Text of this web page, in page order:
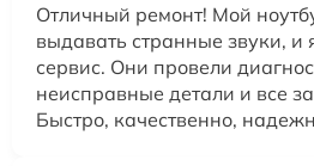
Отличный ремонт! Мой
выдавать странные звуки, и
сервис. Они провели
неисправные детали и все
Быстро, качественно,